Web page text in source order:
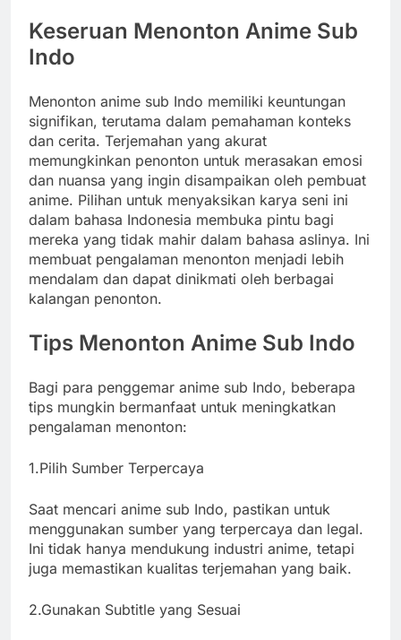
Keseruan Menonton Anime Sub
Indo
Menonton anime sub Indo memiliki keuntungan
signifikan, terutama dalam pemahaman konteks
dan cerita. Terjemahan yang akurat
memungkinkan penonton untuk merasakan emosi
dan nuansa yang ingin disampaikan oleh pembuat
anime. Pilihan untuk menyaksikan karya seni ini
dalam bahasa Indonesia membuka pintu bagi
mereka yang tidak mahir dalam bahasa aslinya. Ini
membuat pengalaman menonton menjadi lebih
mendalam dan dapat dinikmati oleh berbagai
kalangan penonton.
Tips Menonton Anime Sub Indo
Bagi para penggemar anime sub Indo, beberapa
tips mungkin bermanfaat untuk meningkatkan
pengalaman menonton:
1.Pilih Sumber Terpercaya
Saat mencari anime sub Indo, pastikan untuk
menggunakan sumber yang terpercaya dan legal.
Ini tidak hanya mendukung industri anime, tetapi
juga memastikan kualitas terjemahan yang baik.
2.Gunakan Subtitle yang Sesuai